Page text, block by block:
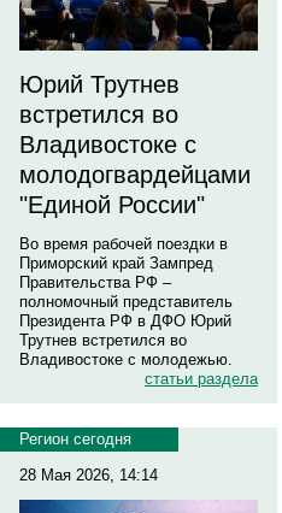
Юрий Трутнев
встретился во
Владивостоке с
молодогвардейцами
"Единой России"
Во время рабочей поездки в
Приморский край Зампред
Правительства РФ –
полномочный представитель
Президента РФ в ДФО Юрий
Трутнев встретился во
Владивостоке с молодежью.
статьи раздела
Регион сегодня
28 Мая 2026, 14:14